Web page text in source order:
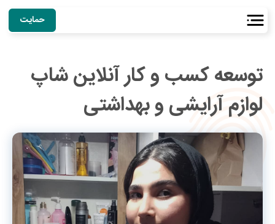
حمایت
توسعه کسب و کار آنلاین شاپ
لوازم آرایشی و بهداشتی